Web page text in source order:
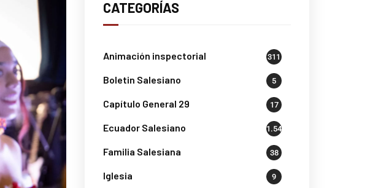
CATEGORÍAS
Animación inspectorial 311
Boletin Salesiano 5
Capítulo General 29 17
Ecuador Salesiano 1.541
Familia Salesiana 38
Iglesia 9